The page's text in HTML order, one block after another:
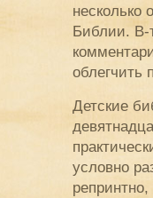
несколько
Библии. В-
облегчить
Детские
условно